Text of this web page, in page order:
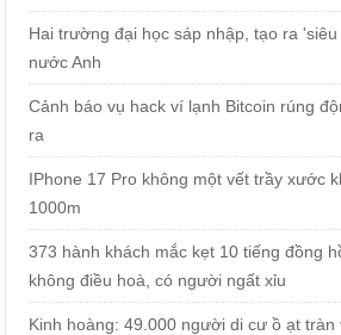
Hai trường đại học sáp nhập, tạo ra
nước Anh
Cảnh báo vụ hack ví lạnh Bitcoin rúng
ra
IPhone 17 Pro không một vết trầy xước
1000m
373 hành khách mắc kẹt 10 tiếng đồng
không điều hoà, có người ngất xỉu
Kinh hoàng: 49.000 người di cư ồ ạt tràn